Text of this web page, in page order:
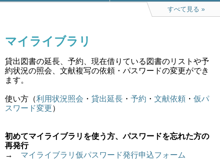
すべて見る
マイライブラリ
貸出図書の延長、予約、現在借りている図書のリストや予
約状況の照会、文献複写の依頼・パスワードの変更ができ
ます。
使い方（利用状況照会 ・ 貸出延長 ・ 予約 ・ 文献依頼 ・ 仮パ
スワード変更）
初めてマイライブラリを使う方、パスワードを忘れた方の
再発行
→ マイライブラリ仮パスワード発行申込フォーム